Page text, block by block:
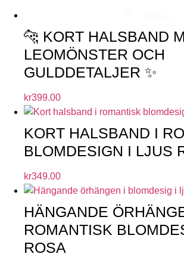
🐆 KORT HALSBAND
LEOMÖNSTER OCH
GULDDETALJER ✨
kr399.00
KORT HALSBAND I
BLOMDESIGN I LJUS
kr349.00
HÄNGANDE
ROMANTISK
ROSA